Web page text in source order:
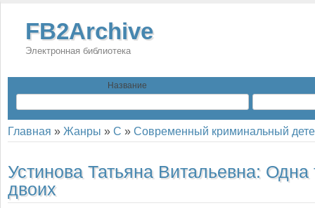
FB2Archive
Электронная библиотека
Название
Главная » Жанры » С » Современный криминальный
Устинова Татьяна Витальевна: Одна
двоих